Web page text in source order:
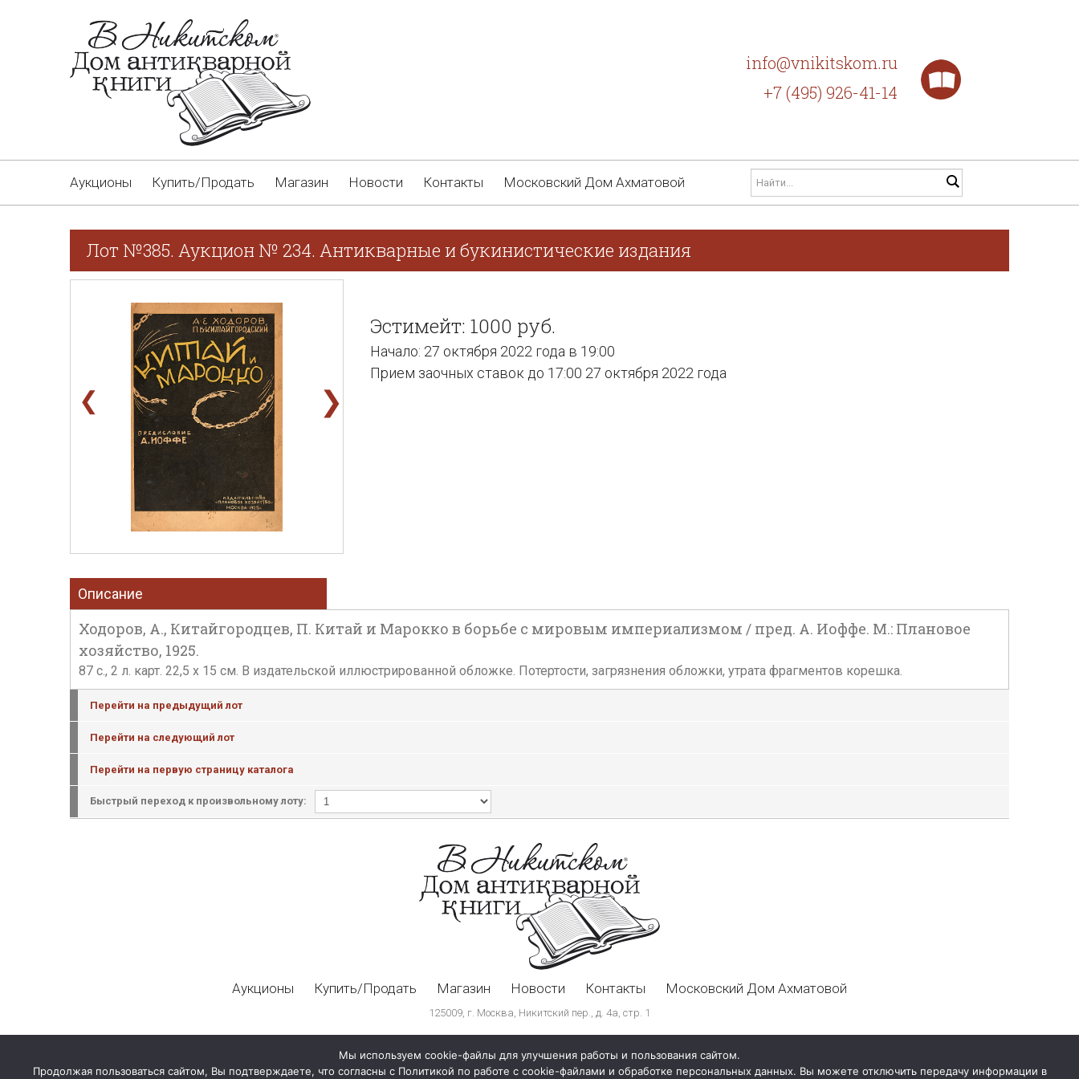
info@vnikitskom.ru
+7 (495) 926-41-14
Аукционы Купить/Продать Магазин Новости Контакты Московский Дом Ахматовой
Лот №385. Аукцион № 234. Антикварные и букинистические издания
❮ ❯
Эстимейт: 1000 руб.
Начало: 27 октября 2022 года в 19:00
Прием заочных ставок до 17:00 27 октября 2022 года
Описание
Ходоров, А., Китайгородцев, П. Китай и Марокко в борьбе с мировым империализмом / пред. А. Иоффе. М.: Плановое
хозяйство, 1925.
87 с., 2 л. карт. 22,5 х 15 см. В издательской иллюстрированной обложке. Потертости, загрязнения обложки, утрата фрагментов корешка.
Перейти на предыдущий лот
Перейти на следующий лот
Перейти на первую страницу каталога
Быстрый переход к произвольному лоту:
Аукционы Купить/Продать Магазин Новости Контакты Московский Дом Ахматовой
125009, г. Москва, Никитский пер., д. 4а, стр. 1
Мы используем cookie-файлы для улучшения работы и пользования сайтом.
Продолжая пользоваться сайтом, Вы подтверждаете, что согласны с Политикой по работе с cookie-файлами и обработке персональных данных. Вы можете отключить передачу информации в